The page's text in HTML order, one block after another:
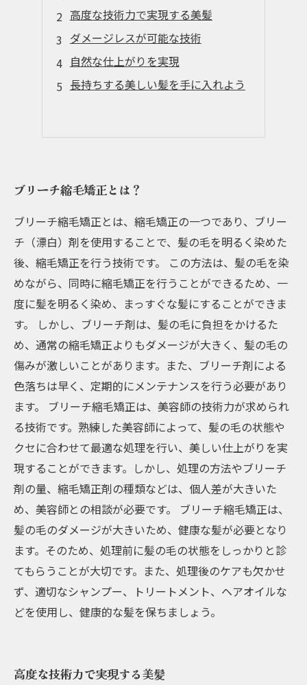
高度な技術力で実現する美髪
ダメージレスが可能な技術
自然な仕上がりを実現
長持ちする美しい髪を手に入れよう
ブリーチ縮毛矯正とは？
ブリーチ縮毛矯正とは、縮毛矯正の一つであり、ブリー
チ（漂白）剤を使用することで、髪の毛を明るく染めた
後、縮毛矯正を行う技術です。 この方法は、髪の毛を染
めながら、同時に縮毛矯正を行うことができるため、一
度に髪を明るく染め、まっすぐな髪にすることができま
す。 しかし、ブリーチ剤は、髪の毛に負担をかけるた
め、通常の縮毛矯正よりもダメージが大きく、髪の毛の
傷みが激しいことがあります。また、ブリーチ剤による
色落ちは早く、定期的にメンテナンスを行う必要があり
ます。 ブリーチ縮毛矯正は、美容師の技術力が求められ
る技術です。熟練した美容師によって、髪の毛の状態や
クセに合わせて最適な処理を行い、美しい仕上がりを実
現することができます。しかし、処理の方法やブリーチ
剤の量、縮毛矯正剤の種類などは、個人差が大きいた
め、美容師との相談が必要です。 ブリーチ縮毛矯正は、
髪の毛のダメージが大きいため、健康な髪が必要となり
ます。そのため、処理前に髪の毛の状態をしっかりと診
てもらうことが大切です。また、処理後のケアも欠かせ
ず、適切なシャンプー、トリートメント、ヘアオイルな
どを使用し、健康的な髪を保ちましょう。
高度な技術力で実現する美髪